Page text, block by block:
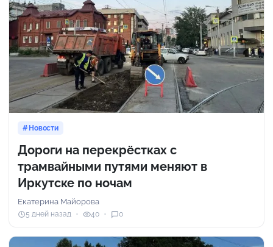
Новости
Дороги на перекрёстках с
трамвайными путями меняют в
Иркутске по ночам
Екатерина Майорова
5 дней назад 40 0